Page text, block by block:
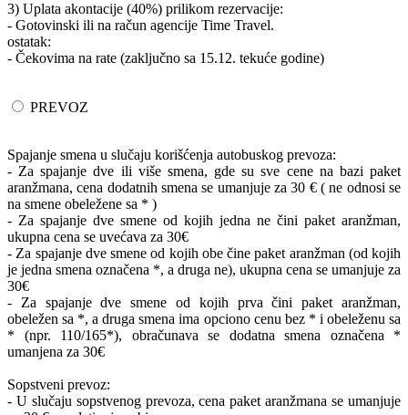
3) Uplata akontacije (40%) prilikom rezervacije:
- Gotovinski ili na račun agencije Time Travel.
ostatak:
- Čekovima na rate (zaključno sa 15.12. tekuće godine)
PREVOZ
Spajanje smena u slučaju korišćenja autobuskog prevoza:
- Za spajanje dve ili više smena, gde su sve cene na bazi paket
aranžmana, cena dodatnih smena se umanjuje za 30 € ( ne odnosi se
na smene obeležene sa * )
- Za spajanje dve smene od kojih jedna ne čini paket aranžman,
ukupna cena se uvećava za 30€
- Za spajanje dve smene od kojih obe čine paket aranžman (od kojih
je jedna smena označena *, a druga ne), ukupna cena se umanjuje za
30€
- Za spajanje dve smene od kojih prva čini paket aranžman,
obeležen sa *, a druga smena ima opciono cenu bez * i obeleženu sa
* (npr. 110/165*), obračunava se dodatna smena označena *
umanjena za 30€
Sopstveni prevoz:
- U slučaju sopstvenog prevoza, cena paket aranžmana se umanjuje